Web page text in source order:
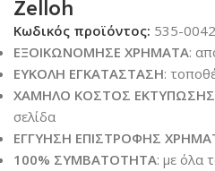
Zelloh
Κωδικός προϊόντος: 535-0042
ΕΞΟΙΚΩΝΟΜΗΣΕ ΧΡΗΜΑΤΑ:
ΕΥΚΟΛΗ ΕΓΚΑΤΑΣΤΑΣΗ:
ΧΑΜΗΛΟ ΚΟΣΤΟΣ ΕΚΤΥΠΩΣΗΣ
σελίδα
ΕΓΓΥΗΣΗ ΕΠΙΣΤΡΟΦΗΣ
100% ΣΥΜΒΑΤΟΤΗΤΑ: με όλα